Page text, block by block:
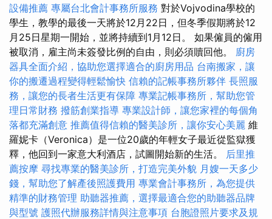
設備推薦 專屬台北會計事務所服務 對於Vojvodina學校的
學生，教學的最後一天將於12月22日，但冬季假期將於12
月25日星期一開始，並將持續到1月12日。 如果僱員的僱用
被取消，雇主尚未簽發比例的自由，則必須贖回他。 廚房
器具全面介紹，協助您選擇適合的廚房用品 台南搬家，讓
你的搬遷過程變得輕鬆愉快 信賴的記帳事務所夥伴 長照服
務，讓您的長者生活更有保障 專業記帳事務所，幫助您管
理日常財務 撥筋創業指導 專業設計師，讓您家裡的每個角
落都充滿創意 推薦值得信賴的醫美診所，讓你安心美麗 維
羅妮卡（Veronica）是一位20歲的年輕女子最近從監獄獲
釋，他回到一家意大利酒店，試圖開始新的生活。 后里推
薦按摩 尋找專業的醫美診所，打造完美外貌 月嫂一天多少
錢，幫助您了解產後照護費用 專業會計事務所，為您提供
精準的財務管理 助聽器推薦，選擇最適合您的助聽器品牌
與型號 護照代辦服務詳情與注意事項 台胞證照片要求及規